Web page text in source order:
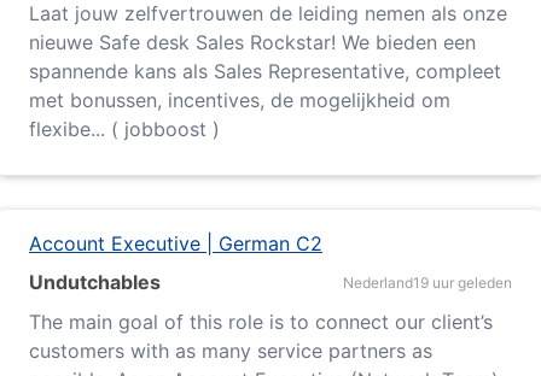
Laat jouw zelfvertrouwen de leiding nemen als onze
nieuwe Safe desk Sales Rockstar! We bieden een
spannende kans als Sales Representative, compleet
met bonussen, incentives, de mogelijkheid om
flexibe... ( jobboost )
Account Executive | German C2
Undutchables
Nederland19 uur geleden
The main goal of this role is to connect our client’s
customers with as many service partners as